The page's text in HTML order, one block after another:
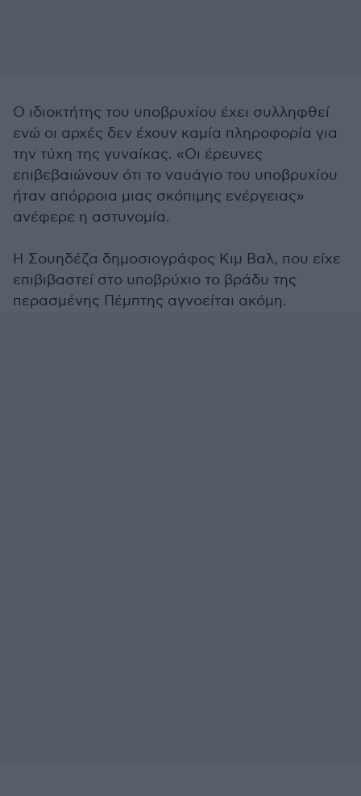
Ο ιδιοκτήτης του υποβρυχίου έχει συλληφθεί
ενώ οι αρχές δεν έχουν καμία πληροφορία για
την τύχη της γυναίκας. «Οι έρευνες
επιβεβαιώνουν ότι το ναυάγιο του υποβρυχίου
ήταν απόρροια μιας σκόπιμης ενέργειας»
ανέφερε η αστυνομία.
Η Σουηδέζα δημοσιογράφος Κιμ Βαλ, που είχε
επιβιβαστεί στο υποβρύχιο το βράδυ της
περασμένης Πέμπτης αγνοείται ακόμη.